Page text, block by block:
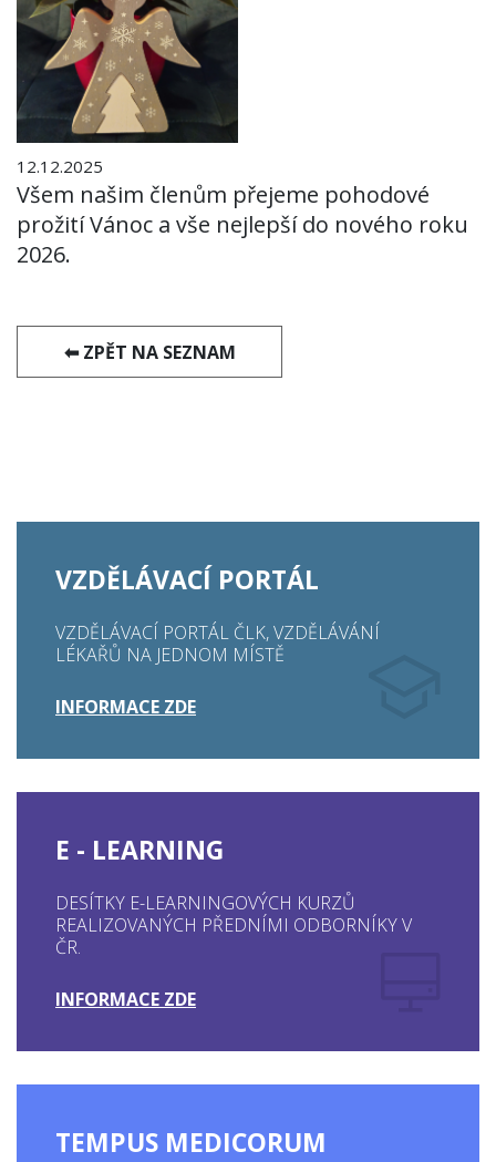
12.12.2025
Všem našim členům přejeme pohodové
prožití Vánoc a vše nejlepší do nového roku
2026.
VZDĚLÁVACÍ PORTÁL
VZDĚLÁVACÍ PORTÁL ČLK, VZDĚLÁVÁNÍ
LÉKAŘŮ NA JEDNOM MÍSTĚ
INFORMACE ZDE
E - LEARNING
DESÍTKY E-LEARNINGOVÝCH KURZŮ
REALIZOVANÝCH PŘEDNÍMI ODBORNÍKY V
ČR.
INFORMACE ZDE
TEMPUS MEDICORUM